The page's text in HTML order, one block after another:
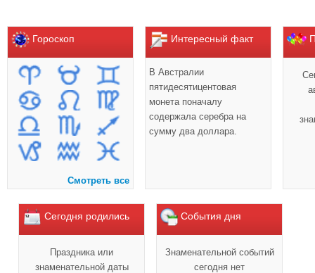
Гороскоп
Смотреть все
Интересный факт
В Австралии
пятидесятицентовая
монета поначалу
содержала серебра на
сумму два доллара.
Сегодня родились
Праздника или
знаменательной даты
События дня
Знаменательной событий
сегодня нет